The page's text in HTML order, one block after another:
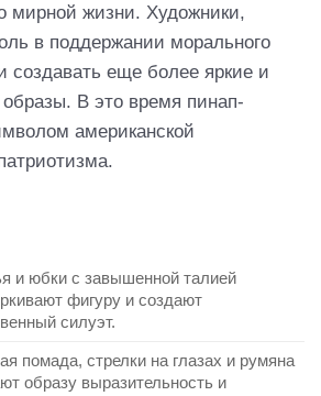
мирной жизни. Художники,
в поддержании морального
создавать еще более яркие и
В это время пинап-
американской
и юбки с завышенной талией
фигуру и создают
силуэт.
помада, стрелки на глазах и румяна
образу выразительность и